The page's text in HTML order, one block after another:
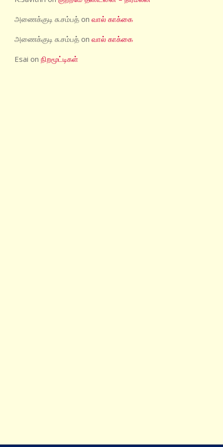
அணைக்குடி சு.சம்பத் onவால் காக்கை
அணைக்குடி சு.சம்பத் onவால் காக்கை
Esai onநிறமூட்டிகள்